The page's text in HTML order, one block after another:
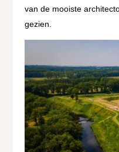
van de mooiste
gezien.